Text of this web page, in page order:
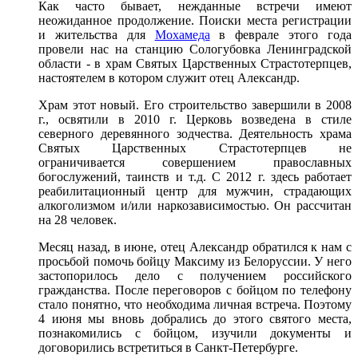
Как часто бывает, нежданные встречи имеют
неожиданное продолжение. Поиски места регистрации
и жительства для Мохамеда
в феврале этого года
провели нас на станцию Сологубовка Ленинградской
области - в храм Святых Царственных Страстотерпцев,
настоятелем в котором служит отец Александр.
Храм этот новый. Его строительство завершили в 2008
г., освятили в 2010 г. Церковь возведена в стиле
северного деревянного зодчества. Деятельность храма
Святых Царственных Страстотерпцев не
ограничивается совершением православных
богослужений, таинств и т.д. С 2012 г. здесь работает
реабилитационный центр для мужчин, страдающих
алкоголизмом и/или наркозависимостью. Он рассчитан
на 28 человек.
Месяц назад, в июне, отец Александр обратился к нам с
просьбой помочь бойцу Максиму из Белоруссии. У него
застопорилось дело с получением российского
гражданства. После переговоров с бойцом по телефону
стало понятно, что необходима личная встреча. Поэтому
4 июня мы вновь добрались до этого святого места,
познакомились с бойцом, изучили документы и
договорились встретиться в Санкт-Петербурге.